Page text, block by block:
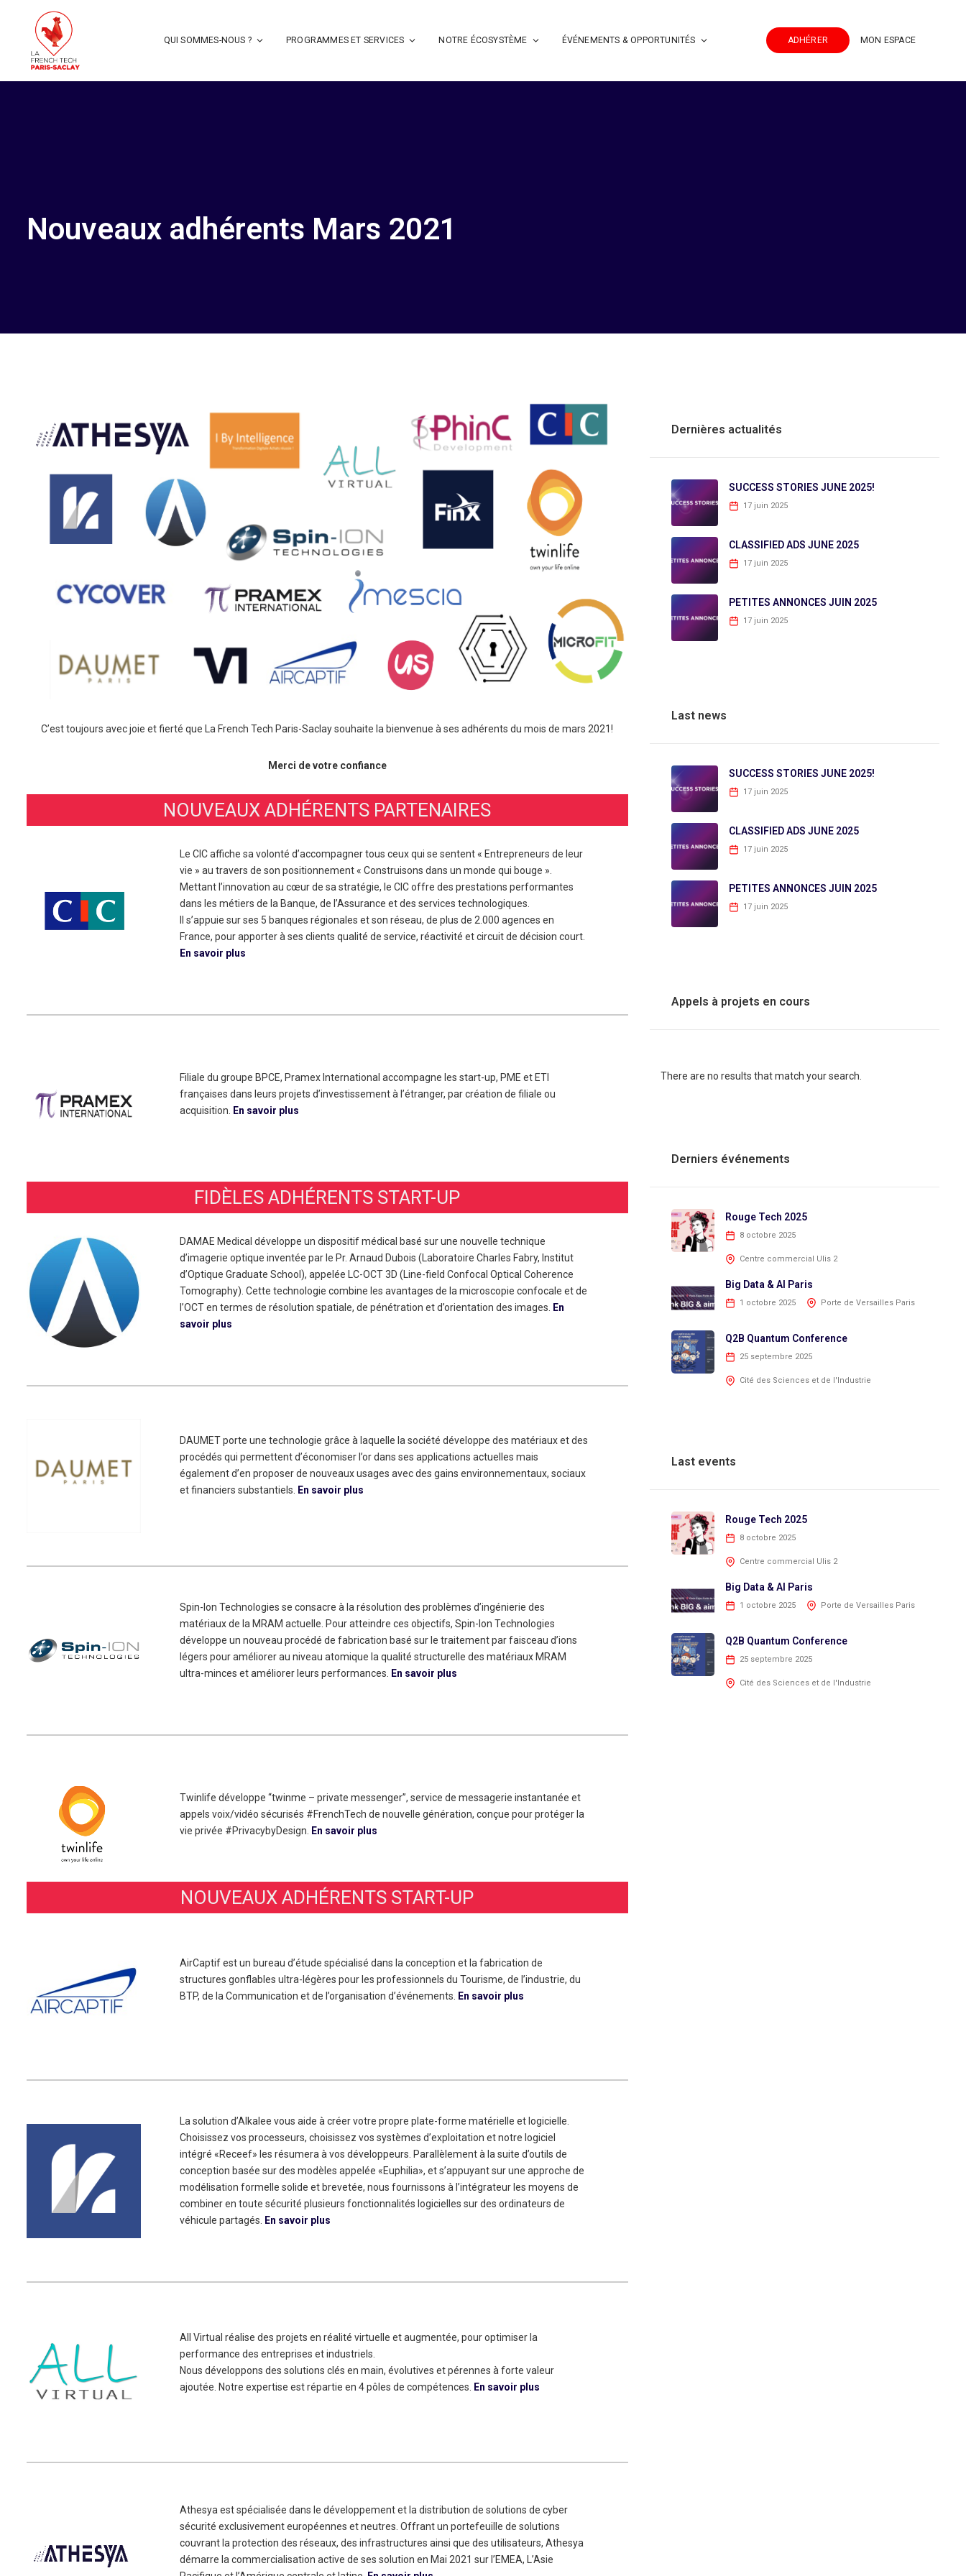
QUI SOMMES-NOUS ? PROGRAMMES ET SERVICES NOTRE ÉCOSYSTÈME ÉVÉNEMENTS & OPPORTUNITÉS ADHÉRER MON ESPACE
Nouveaux adhérents Mars 2021
C’est toujours avec joie et fierté que La French Tech Paris-Saclay souhaite la bienvenue à ses adhérents du mois de mars 2021!
Merci de votre confiance
NOUVEAUX ADHÉRENTS PARTENAIRES
Le CIC affiche sa volonté d’accompagner tous ceux qui se sentent « Entrepreneurs de leur
vie » au travers de son positionnement « Construisons dans un monde qui bouge ».
Mettant l’innovation au cœur de sa stratégie, le CIC offre des prestations performantes
dans les métiers de la Banque, de l’Assurance et des services technologiques.
Il s’appuie sur ses 5 banques régionales et son réseau, de plus de 2.000 agences en
France, pour apporter à ses clients qualité de service, réactivité et circuit de décision court.
En savoir plus
Filiale du groupe BPCE, Pramex International accompagne les start-up, PME et ETI
françaises dans leurs projets d’investissement à l’étranger, par création de filiale ou
acquisition.
En savoir plus
FIDÈLES ADHÉRENTS START-UP
DAMAE Medical développe un dispositif médical basé sur une nouvelle technique
d’imagerie optique inventée par le Pr. Arnaud Dubois (Laboratoire Charles Fabry, Institut
d’Optique Graduate School), appelée LC-OCT 3D (Line-field Confocal Optical Coherence
Tomography). Cette technologie combine les avantages de la microscopie confocale et de
l’OCT en termes de résolution spatiale, de pénétration et d’orientation des images.
En
savoir plus
DAUMET porte une technologie grâce à laquelle la société développe des matériaux et des
procédés qui permettent d’économiser l’or dans ses applications actuelles mais
également d’en proposer de nouveaux usages avec des gains environnementaux, sociaux
et financiers substantiels.
En savoir plus
Spin-Ion Technologies se consacre à la résolution des problèmes d’ingénierie des
matériaux de la MRAM actuelle. Pour atteindre ces objectifs, Spin-Ion Technologies
développe un nouveau procédé de fabrication basé sur le traitement par faisceau d’ions
légers pour améliorer au niveau atomique la qualité structurelle des matériaux MRAM
ultra-minces et améliorer leurs performances.
En savoir plus
Twinlife développe “twinme – private messenger”, service de messagerie instantanée et
appels voix/vidéo sécurisés #FrenchTech de nouvelle génération, conçue pour protéger la
vie privée #PrivacybyDesign.
En savoir plus
NOUVEAUX ADHÉRENTS START-UP
AirCaptif est un bureau d’étude spécialisé dans la conception et la fabrication de
structures gonflables ultra-légères pour les professionnels du Tourisme, de l’industrie, du
BTP, de la Communication et de l’organisation d’événements. En savoir plus
La solution d’Alkalee vous aide à créer votre propre plate-forme matérielle et logicielle.
Choisissez vos processeurs, choisissez vos systèmes d’exploitation et notre logiciel
intégré «Receef» les résumera à vos développeurs. Parallèlement à la suite d’outils de
conception basée sur des modèles appelée «Euphilia», et s’appuyant sur une approche de
modélisation formelle solide et brevetée, nous fournissons à l’intégrateur les moyens de
combiner en toute sécurité plusieurs fonctionnalités logicielles sur des ordinateurs de
véhicule partagés. En savoir plus
All Virtual réalise des projets en réalité virtuelle et augmentée, pour optimiser la
performance des entreprises et industriels.
Nous développons des solutions clés en main, évolutives et pérennes à forte valeur
ajoutée. Notre expertise est répartie en 4 pôles de compétences.
En savoir plus
Athesya est spécialisée dans le développement et la distribution de solutions de cyber
sécurité exclusivement européennes et neutres. Offrant un portefeuille de solutions
couvrant la protection des réseaux, des infrastructures ainsi que des utilisateurs, Athesya
démarre la commercialisation active de ses solution en Mai 2021 sur l’EMEA, L’Asie
Dernières actualités
SUCCESS STORIES JUNE 2025!
17 juin 2025
CLASSIFIED ADS JUNE 2025
17 juin 2025
PETITES ANNONCES JUIN 2025
17 juin 2025
Last news
SUCCESS STORIES JUNE 2025!
17 juin 2025
CLASSIFIED ADS JUNE 2025
17 juin 2025
PETITES ANNONCES JUIN 2025
17 juin 2025
Appels à projets en cours
There are no results that match your search.
Derniers événements
Rouge Tech 2025
8 octobre 2025
Centre commercial Ulis 2
Big Data & AI Paris
1 octobre 2025 Porte de Versailles Paris
Q2B Quantum Conference
25 septembre 2025
Cité des Sciences et de l'Industrie
Last events
Rouge Tech 2025
8 octobre 2025
Centre commercial Ulis 2
Big Data & AI Paris
1 octobre 2025 Porte de Versailles Paris
Q2B Quantum Conference
25 septembre 2025
Cité des Sciences et de l'Industrie